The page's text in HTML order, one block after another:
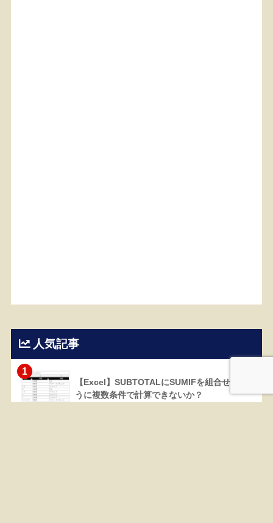
人気記事
1
【Excel】SUBTOTALにSUMIFを組合せるよ
うに複数条件で計算できないか？